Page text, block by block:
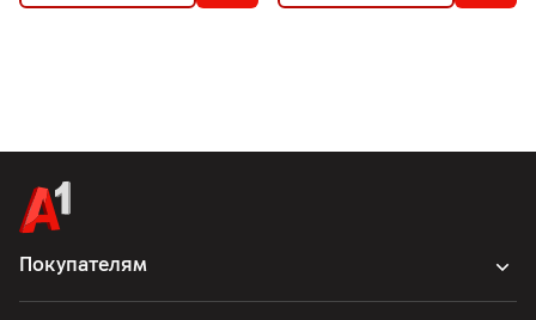
Покупателям